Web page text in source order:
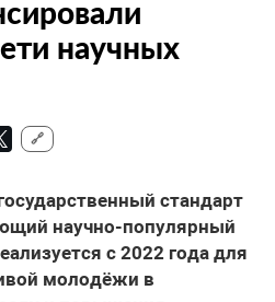
научных
🔗
стандарт
научно-популярный
с 2022 года для
молодёжи в